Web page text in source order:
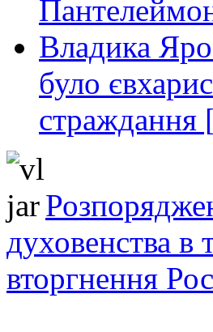
Владика
було
страждання
духовенства в
вторгнення